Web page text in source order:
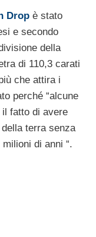
Drop è stato
e secondo
della
di 110,3 carati
che attira i
perché “alcune
fatto di avere
terra senza
di anni “.